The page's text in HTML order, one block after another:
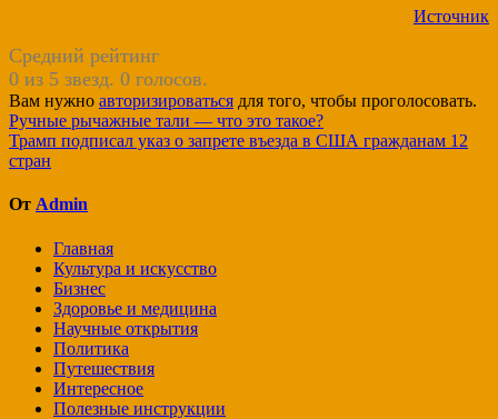
Источник
Средний рейтинг
0 из 5 звезд. 0 голосов.
Вам нужно авторизироваться для того, чтобы проголосовать.
Навигация
по
Ручные рычажные тали — что это такое?
Трамп подписал указ о запрете въезда в США гражданам 12
стран
От Admin
Главная
Культура и искусство
Бизнес
Здоровье и медицина
Научные открытия
Политика
Путешествия
Интересное
Полезные инструкции